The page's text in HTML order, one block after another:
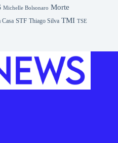
Michelle Bolsonaro Morte
Casa STF Thiago Silva TMI TSE